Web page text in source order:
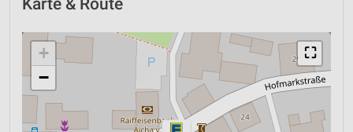
Karte & Route
⛶
+
−